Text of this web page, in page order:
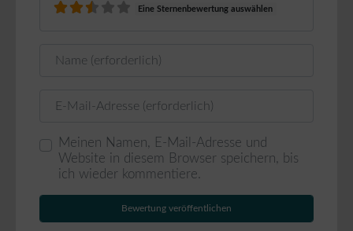
Eine Sternenbewertung auswählen
Meinen Namen, E-Mail-Adresse und
Website in diesem Browser speichern, bis
ich wieder kommentiere.